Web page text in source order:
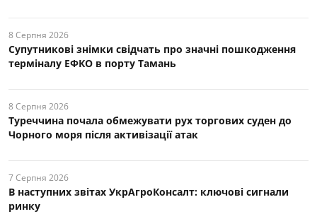
8 Серпня 2026
Супутникові знімки свідчать про значні пошкодження
терміналу ЕФКО в порту Тамань
8 Серпня 2026
Туреччина почала обмежувати рух торгових суден до
Чорного моря після активізації атак
7 Серпня 2026
В наступних звітах УкрАгроКонсалт: ключові cигнали
ринку